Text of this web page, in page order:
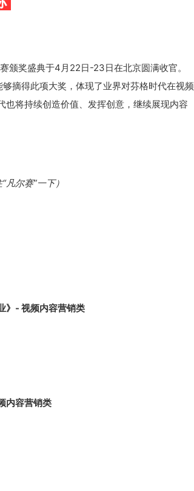
颁奖盛典于4月22日-23日在北京圆满收官。
摘得此项大奖，体现了业界对芬格时代在视频
将持续创造价值、发挥创意，继续展现内容
凡尔赛”一下）
》 - 视频内容营销类
内容营销类